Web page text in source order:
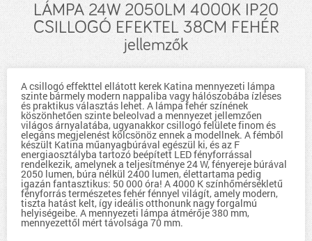
LÁMPA 24W 2050LM 4000K IP20
CSILLOGÓ EFEKTEL 38CM FEHÉR
jellemzők
A csillogó effekttel ellátott kerek Katina mennyezeti lámpa
szinte bármely modern nappaliba vagy hálószobába ízléses
és praktikus választás lehet. A lámpa fehér színének
köszönhetően szinte beleolvad a mennyezet jellemzően
világos árnyalatába, ugyanakkor csillogó felülete finom és
elegáns megjelenést kölcsönöz ennek a modellnek. A fémből
készült Katina műanyagbúrával egészül ki, és az F
energiaosztályba tartozó beépített LED fényforrással
rendelkezik, amelynek a teljesítménye 24 W, fényereje búrával
2050 lumen, búra nélkül 2400 lumen, élettartama pedig
igazán fantasztikus: 50 000 óra! A 4000 K színhőmérsékletű
fényforrás természetes fehér fénnyel világít, amely modern,
tiszta hatást kelt, így ideális otthonunk nagy forgalmú
helyiségeibe. A mennyezeti lámpa átmérője 380 mm,
mennyezettől mért távolsága 70 mm.